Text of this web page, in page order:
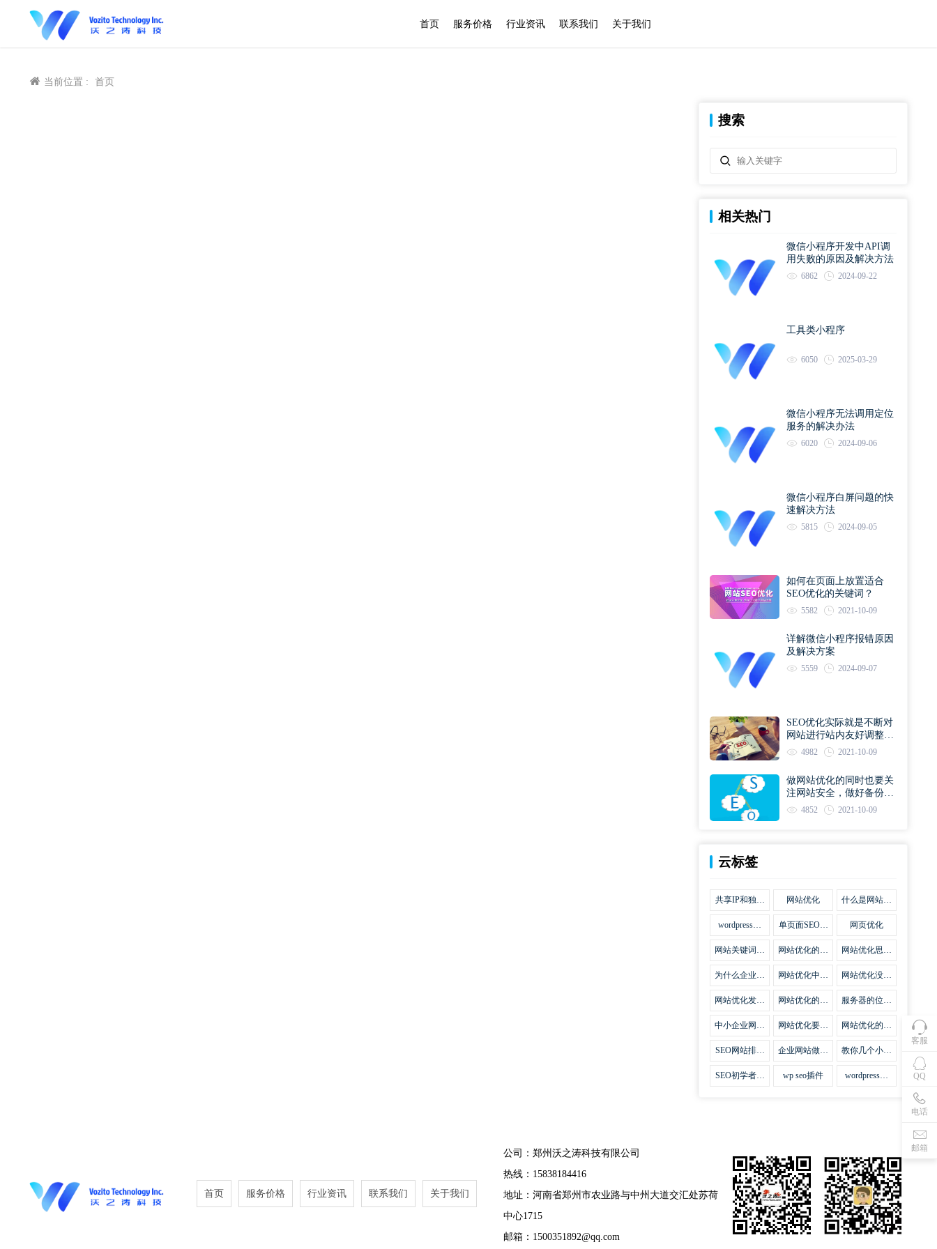
首页 服务价格 行业资讯 联系我们 关于我们
当前位置 : 首页
搜索
相关热门
微信小程序开发中API调
用失败的原因及解决方法
6862 2024-09-22
工具类小程序
6050 2025-03-29
微信小程序无法调用定位
服务的解决办法
6020 2024-09-06
微信小程序白屏问题的快
速解决方法
5815 2024-09-05
如何在页面上放置适合
SEO优化的关键词？
5582 2021-10-09
详解微信小程序报错原因
及解决方案
5559 2024-09-07
SEO优化实际就是不断对
网站进行站内友好调整直
到符合优化规则
4982 2021-10-09
做网站优化的同时也要关
注网站安全，做好备份工
作 4852 2021-10-09
云标签
共享IP和独立
网站优化
什么是网站优
wordpress网
集插件
单页面SEO网
网页优化
网站关键词优
么
网站优化的误
网站优化思路
要
为什么企业网
网站SEO优
网站优化中关
干问题
网站优化没有
味道
网站优化发挥
网站优化的费
服务器的位置
影响
中小企业网站
法
网站优化要不
网站优化的逆
SEO网站排名
法宝
企业网站做好
势
教你几个小技
页优化
SEO初学者，
wp seo插件
wordpress插
客服
QQ
电话
邮箱
首页 服务价格 行业资讯 联系我们 关于我们
公司：郑州沃之涛科技有限公司
热线：15838184416
地址：河南省郑州市农业路与中州大道交汇处苏荷
中心1715
邮箱：1500351892@qq.com